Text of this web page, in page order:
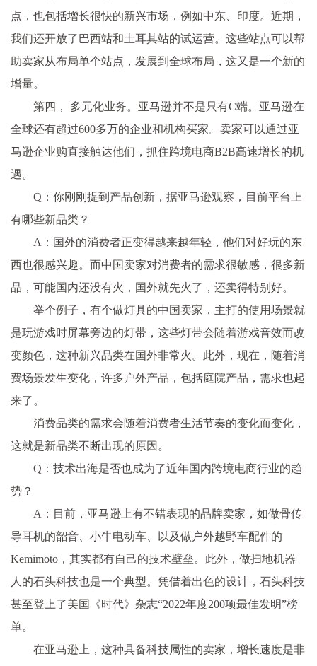
点，也包括增长很快的新兴市场，例如中东、印度。近期，
我们还开放了巴西站和土耳其站的试运营。这些站点可以帮
助卖家从布局单个站点，发展到全球布局，这又是一个新的
增量。
第四， 多元化业务。亚马逊并不是只有C端。亚马逊在
全球还有超过600多万的企业和机构买家。卖家可以通过亚
马逊企业购直接触达他们，抓住跨境电商B2B高速增长的机
遇。
Q：你刚刚提到产品创新，据亚马逊观察，目前平台上
有哪些新品类？
A：国外的消费者正变得越来越年轻，他们对好玩的东
西也很感兴趣。而中国卖家对消费者的需求很敏感，很多新
品，可能国内还没有火，国外就先火了，还卖得特别好。
举个例子，有个做灯具的中国卖家，主打的使用场景就
是玩游戏时屏幕旁边的灯带，这些灯带会随着游戏音效而改
变颜色，这种新兴品类在国外非常火。此外，现在，随着消
费场景发生变化，许多户外产品，包括庭院产品，需求也起
来了。
消费品类的需求会随着消费者生活节奏的变化而变化，
这就是新品类不断出现的原因。
Q：技术出海是否也成为了近年国内跨境电商行业的趋
势？
A：目前，亚马逊上有不错表现的品牌卖家，如做骨传
导耳机的韶音、小牛电动车、以及做户外越野车配件的
Kemimoto，其实都有自己的技术壁垒。此外，做扫地机器
人的石头科技也是一个典型。凭借着出色的设计，石头科技
甚至登上了美国《时代》杂志“2022年度200项最佳发明”榜
单。
在亚马逊上，这种具备科技属性的卖家，增长速度是非